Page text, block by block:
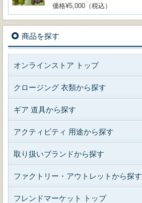
価格¥5,000（税込）
商品を探す
オンラインストア トップ
クロージング 衣類から探す
ギア 道具から探す
アクティビティ 用途から探す
取り扱いブランドから探す
ファクトリー・アウトレットから探す
フレンドマーケット トップ